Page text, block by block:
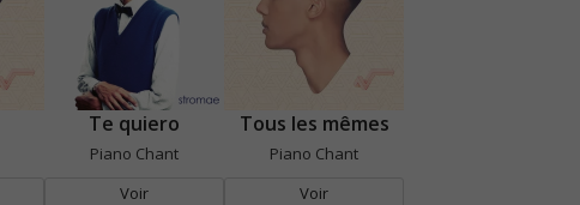
Te quiero
Piano Chant
Voir
Tous les mêmes
Piano Chant
Voir